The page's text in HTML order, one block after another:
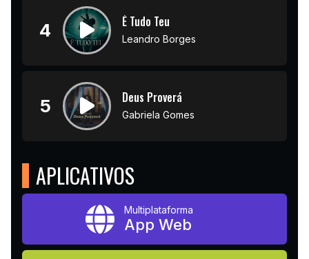
4 É Tudo Teu
Leandro Borges
5 Deus Proverá
Gabriela Gomes
APLICATIVOS
Multiplataforma
App Web